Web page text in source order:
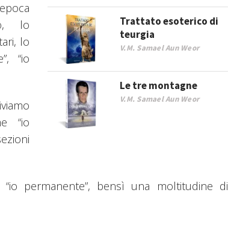
Trattato esoterico di
teurgia
V.M. Samael Aun Weor
Le tre montagne
V.M. Samael Aun Weor
lo
lo
“io
“io
permanente”, bensì una moltitudine di